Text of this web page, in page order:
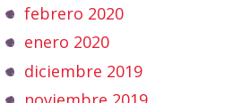
febrero 2020
enero 2020
diciembre 2019